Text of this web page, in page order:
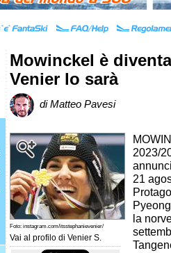
Mowinckel è
Venier lo sarà
di Matteo Pavesi
Foto: instagram.com/itsstephanievenier/
Vai al profilo di Venier S.
2023/
21
la